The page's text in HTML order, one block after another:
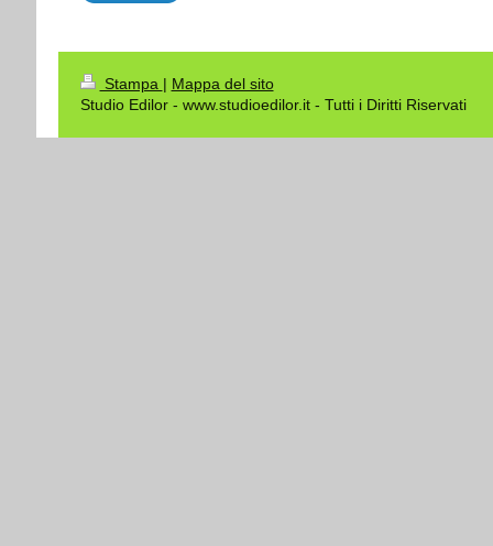
Stampa | Mappa del sito
Studio Edilor - www.studioedilor.it - Tutti i Diritti Riservati